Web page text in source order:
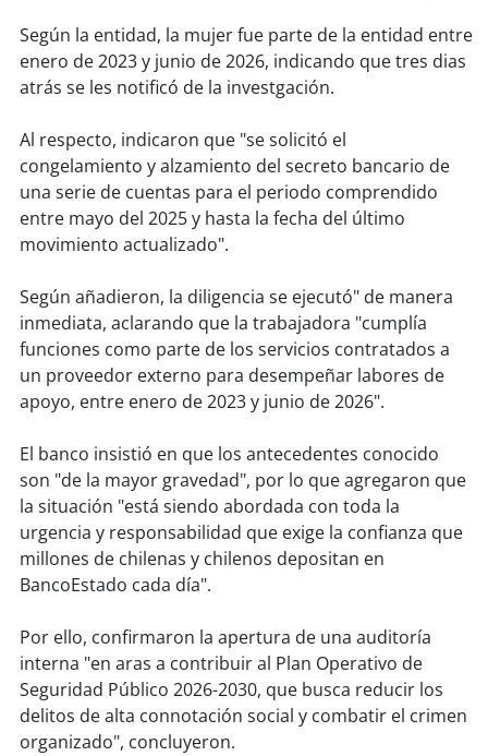
soyquillota
soysanantonio
soychillán
soy sancarlos
soytalcahuano
soyconcepción
soycoronel
soy arauco
soytemuco
soy
soy osorno
soy puertomontt
soychiloé
Según la entidad, la mujer fue parte de la entidad entre
enero de 2023 y junio de 2026, indicando que tres dias
atrás se les notificó de la investgación.
Al respecto, indicaron que "se solicitó el
congelamiento y alzamiento del secreto bancario de
una serie de cuentas para el periodo comprendido
entre mayo del 2025 y hasta la fecha del último
movimiento actualizado".
Según añadieron, la diligencia se ejecutó" de manera
inmediata, aclarando que la trabajadora "cumplía
funciones como parte de los servicios contratados a
un proveedor externo para desempeñar labores de
apoyo, entre enero de 2023 y junio de 2026".
El banco insistió en que los antecedentes conocido
son "de la mayor gravedad", por lo que agregaron que
la situación "está siendo abordada con toda la
urgencia y responsabilidad que exige la confianza que
millones de chilenas y chilenos depositan en
BancoEstado cada día".
Por ello, confirmaron la apertura de una auditoría
interna "en aras a contribuir al Plan Operativo de
Seguridad Público 2026-2030, que busca reducir los
delitos de alta connotación social y combatir el crimen
organizado", concluyeron.